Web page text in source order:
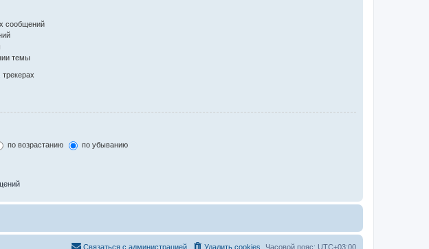
сообщений
темы
по возрастанию по убыванию
Часовой пояс: UTC+03:00
Удалить cookies
Связаться с администрацией